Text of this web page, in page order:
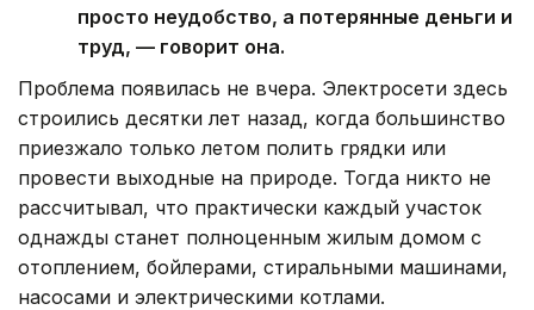
просто неудобство, а потерянные деньги и
труд, — говорит она.
Проблема появилась не вчера. Электросети здесь
строились десятки лет назад, когда большинство
приезжало только летом полить грядки или
провести выходные на природе. Тогда никто не
рассчитывал, что практически каждый участок
однажды станет полноценным жилым домом с
отоплением, бойлерами, стиральными машинами,
насосами и электрическими котлами.